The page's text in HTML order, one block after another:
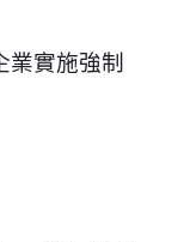
業實施強制